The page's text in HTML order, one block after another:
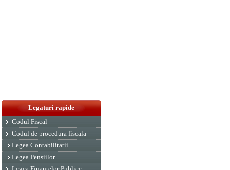
Legaturi rapide
Codul Fiscal
Codul de procedura fiscala
Legea Contabilitatii
Legea Pensiilor